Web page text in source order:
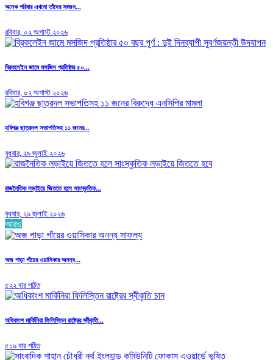
অনেক পরিবার এখনো তাঁদের স্বজন...
রবিবার, ০২ অগাস্ট ২০২৬
ব্রিকলেইন জামে মসজিদ প্রতিষ্ঠার ৫০...
রবিবার, ০২ অগাস্ট ২০২৬
হবিগঞ্জ ছাত্রদল সভাপতিসহ ১১ জনের...
বুধবার, ২৯ জুলাই ২০২৬
রাজনৈতিক লড়াইয়ে জিততে হলে সাংস্কৃতিক...
বুধবার, ২৯ জুলাই ২০২৬
আরও
অজ পাড়া গাঁয়ের ওয়াসিকার অনন্য...
৫২২ বার পঠিত
অধিকাংশ মার্কিনিরা ফিলিস্তিন রাষ্ট্রের স্বীকৃতি...
৫১৯ বার পঠিত